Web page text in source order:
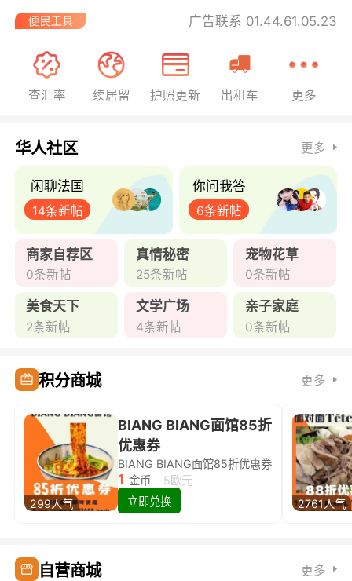
广告联系 01.44.61.05.23
查汇率 续居留 护照更新 出租车 更多
华人社区 更多
闲聊法国
14条新帖
你问我答
6条新帖
商家自荐区
0条新帖
真情秘密
25条新帖
宠物花草
0条新帖
美食天下
2条新帖
文学广场
4条新帖
亲子家庭
0条新帖
积分商城 更多
299人气
BIANG BIANG面馆85折
优惠券
BIANG BIANG面馆85折优惠券
1 金币
5欧元
立即兑换
2761人气
自营商城 更多